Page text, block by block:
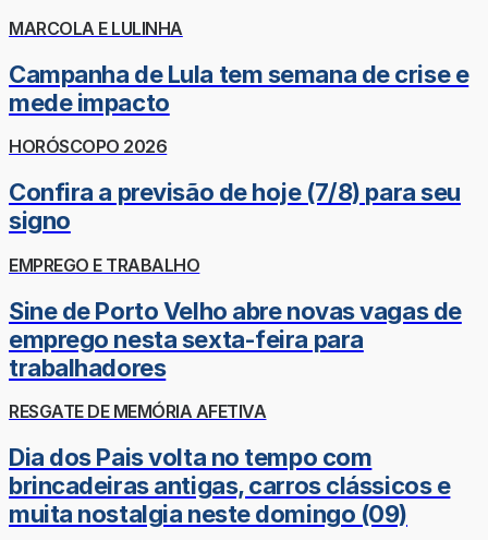
MARCOLA E LULINHA
Campanha de Lula tem semana de crise e
mede impacto
HORÓSCOPO 2026
Confira a previsão de hoje (7/8) para seu
signo
EMPREGO E TRABALHO
Sine de Porto Velho abre novas vagas de
emprego nesta sexta-feira para
trabalhadores
RESGATE DE MEMÓRIA AFETIVA
Dia dos Pais volta no tempo com
brincadeiras antigas, carros clássicos e
muita nostalgia neste domingo (09)